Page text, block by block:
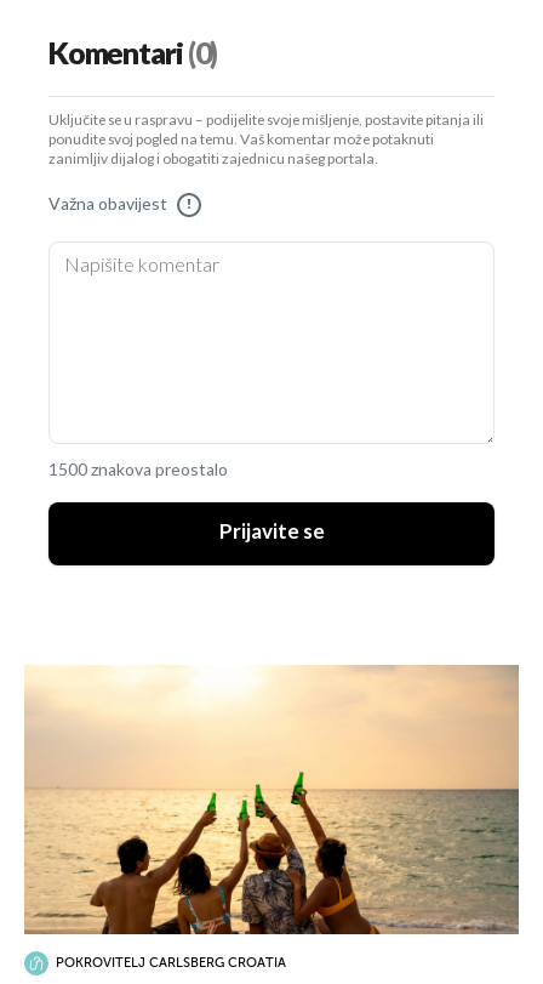
Komentari(0)
Uključite se u raspravu – podijelite svoje mišljenje, postavite pitanja ili
ponudite svoj pogled na temu. Vaš komentar može potaknuti
zanimljiv dijalog i obogatiti zajednicu našeg portala.
Važna obavijest !
1500 znakova preostalo
Prijavite se
POKROVITELJ CARLSBERG CROATIA